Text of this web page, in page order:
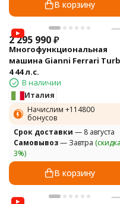
В корзину
2 295 990₽
Многофункциональная
машина Gianni Ferrari
4 44 л.с.
В наличии
Италия
Начислим +114800
бонусов
Cрок доставки — 8 августа
Самовывоз— Завтра (скидка
3%)
В корзину